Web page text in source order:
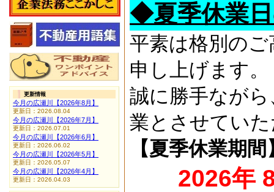
◆夏季休業
平素は格別の
申し上げます。
誠に勝手なが
業とさせてい
【夏季休業期間
2026年
更新情報
今月の広瀬川【2026年8月】
更新日：2026.08.04
今月の広瀬川【2026年7月】
更新日：2026.07.01
今月の広瀬川【2026年6月】
更新日：2026.06.02
今月の広瀬川【2026年5月】
更新日：2026.05.07
今月の広瀬川【2026年4月】
更新日：2026.04.03